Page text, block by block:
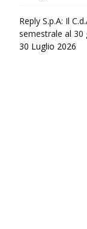
Reply S.p.A: Il
semestrale al 30
30 Luglio 2026